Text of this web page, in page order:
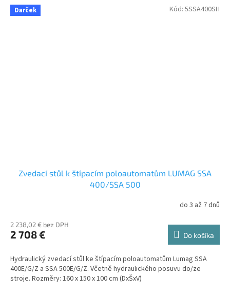
Darček
Zvedací stůl k štípacím poloautomatům LUMAG SSA
400/SSA 500
do 3 až 7 dnů
2 238,02 € bez DPH
2 708 € Do košíka
Hydraulický zvedací stůl ke štípacím poloautomatům Lumag SSA
400E/G/Z a SSA 500E/G/Z. Včetně hydraulického posuvu do/ze
stroje. Rozměry: 160 x 150 x 100 cm (DxŠxV)
Kód: 5SSA400SH